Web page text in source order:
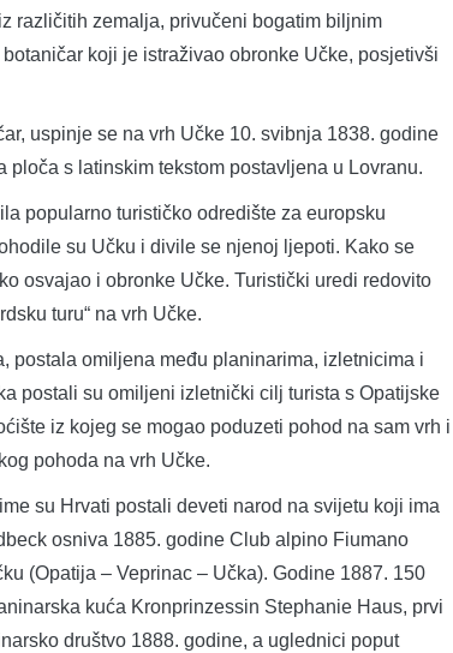
različitih zemalja, privučeni bogatim biljnim
koji je istraživao obronke Učke, posjetivši
uspinje se na vrh Učke 10. svibnja 1838. godine
s latinskim tekstom postavljena u Lovranu.
popularno turističko odredište za europsku
su Učku i divile se njenoj ljepoti. Kako se
osvajao i obronke Učke. Turistički uredi redovito
turu“ na vrh Učke.
postala omiljena među planinarima, izletnicima i
postali su omiljeni izletnički cilj turista s Opatijske
iz kojeg se mogao poduzeti pohod na sam vrh i
pohoda na vrh Učke.
su Hrvati postali deveti narod na svijetu koji ima
osniva 1885. godine Club alpino Fiumano
(Opatija – Veprinac – Učka). Godine 1887. 150
kuća Kronprinzessin Stephanie Haus, prvi
društvo 1888. godine, a uglednici poput